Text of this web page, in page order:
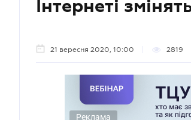
Інтернеті
21 вересня 2020, 10:00 2819
Реклама